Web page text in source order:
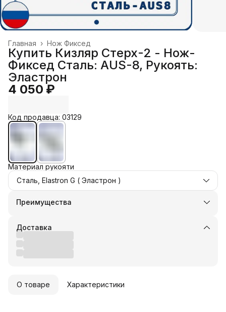
Нож Фиксед
Главная ›
Купить Кизляр Стерх-2 - Нож-
Фиксед Сталь: AUS-8, Рукоять:
Эластрон
4 050 ₽
Код продавца: 03129
Материал рукояти
Сталь, Elastron G ( Эластрон )
Преимущества
Оплата частями в Сплит
Удобный возврат
Доставка
О товаре Характеристики